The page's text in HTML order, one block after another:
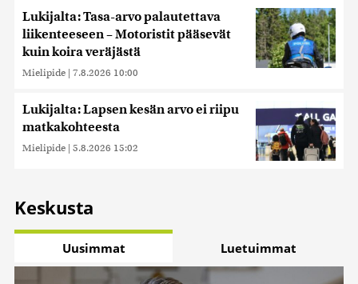
Lukijalta: Tasa-arvo palautettava
liikenteeseen – Motoristit pääsevät
kuin koira veräjästä
Mielipide | 7.8.2026 10:00
Lukijalta: Lapsen kesän arvo ei riipu
matkakohteesta
Mielipide | 5.8.2026 15:02
Keskusta
Uusimmat Luetuimmat